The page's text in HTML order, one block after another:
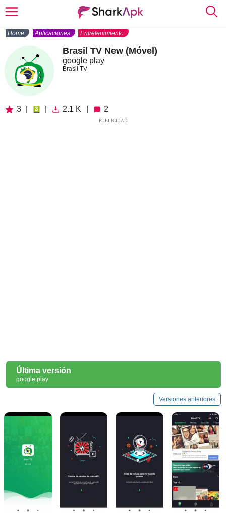
Home Aplicaciones Entretenimiento
Brasil TV New (Móvel)
google play
Brasil TV
3 2.1 K 2
PUBLICIDAD
Última versión
google play
Versiones anteriores